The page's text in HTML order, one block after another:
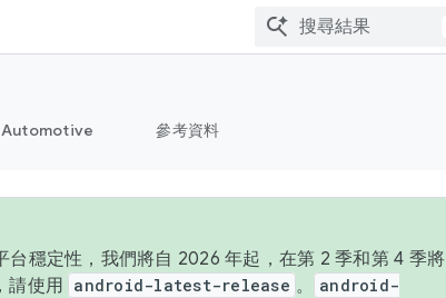
Automotive 參考資料
穩定性，我們將自 2026 年起，在第 2 季和第 4 季將
請使用 android-latest-release 。
android-